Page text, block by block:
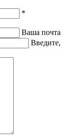
*
Ваша почта
Введите,